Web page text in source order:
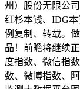
州）股份无限公
红杉本钱、IDG
例复制、转载。
品！前瞻将继续
度指数、微信指
数、微博指数、